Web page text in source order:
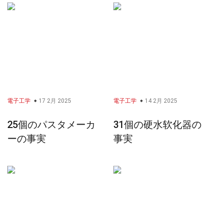
電子工学 17 2月 2025
25個のパスタメーカ
ーの事実
電子工学 14 2月 2025
31個の硬水软化器の
事実